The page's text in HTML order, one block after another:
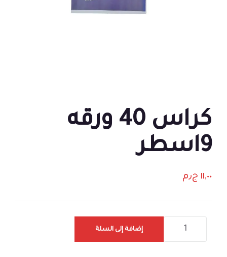
كراس 40 ورقه
9اسطر
١١,٠٠ ج٫م
إضافة إلى السلة